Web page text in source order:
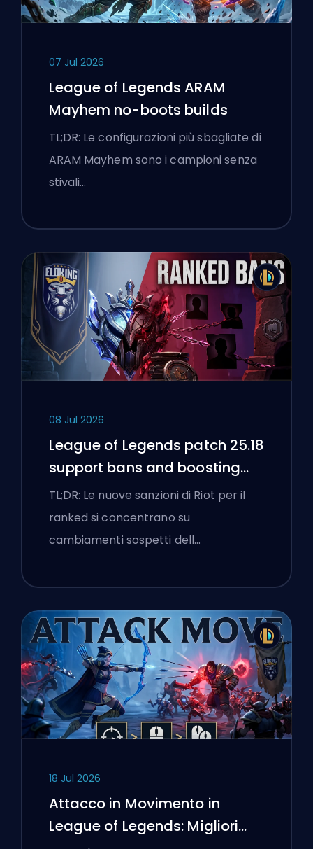
07 Jul 2026
League of Legends ARAM
Mayhem no-boots builds
TL;DR: Le configurazioni più sbagliate di
ARAM Mayhem sono i campioni senza
stivali…
08 Jul 2026
League of Legends patch 25.18
support bans and boosting
flags
TL;DR: Le nuove sanzioni di Riot per il
ranked si concentrano su
cambiamenti sospetti dell…
18 Jul 2026
Attacco in Movimento in
League of Legends: Migliori